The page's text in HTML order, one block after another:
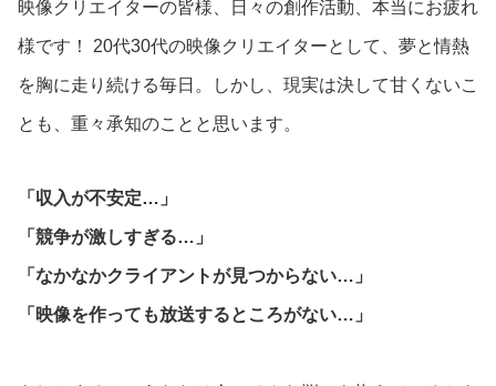
映像クリエイターの皆様、日々の創作活動、本当にお疲れ
様です！ 20代30代の映像クリエイターとして、夢と情熱
を胸に走り続ける毎日。しかし、現実は決して甘くないこ
とも、重々承知のことと思います。
「収入が不安定…」
「競争が激しすぎる…」
「なかなかクライアントが見つからない…」
「映像を作っても放送するところがない…」